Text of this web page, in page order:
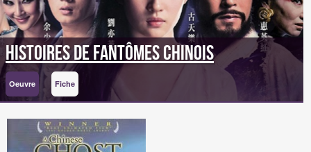
Histoires de fantômes chinois
Oeuvre Fiche